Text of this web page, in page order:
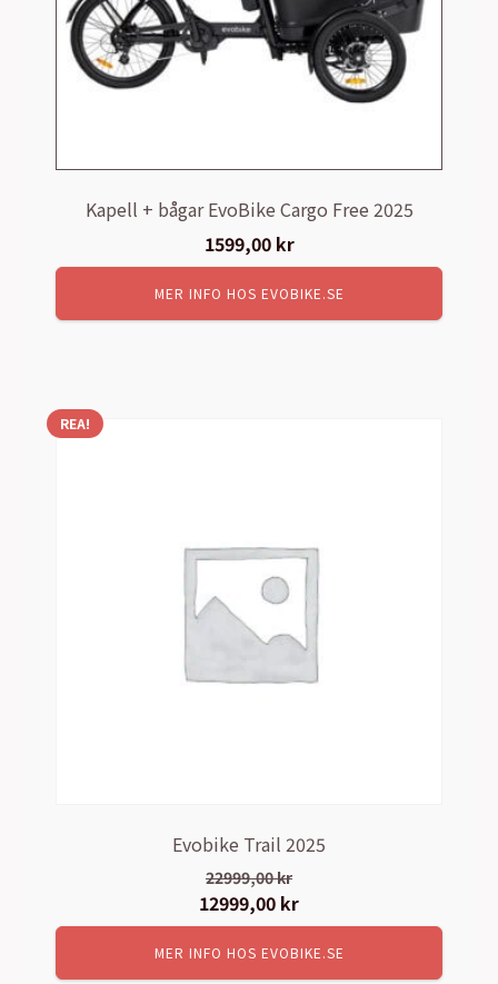
Kapell + bågar EvoBike Cargo Free 2025
1599,00 kr
MER INFO HOS EVOBIKE.SE
REA!
Evobike Trail 2025
22999,00kr
Det
ursprungliga
priset
12999,00 kr
nuvarande
priset
MER INFO HOS EVOBIKE.SE